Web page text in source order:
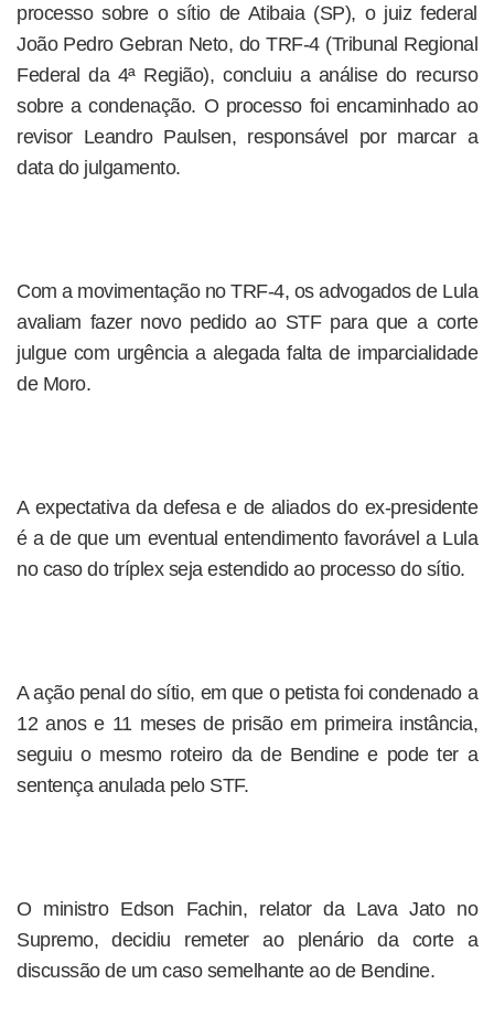
processo sobre o sítio de Atibaia (SP), o juiz federal
João Pedro Gebran Neto, do TRF-4 (Tribunal Regional
Federal da 4ª Região), concluiu a análise do recurso
sobre a condenação. O processo foi encaminhado ao
revisor Leandro Paulsen, responsável por marcar a
data do julgamento.
Com a movimentação no TRF-4, os advogados de Lula
avaliam fazer novo pedido ao STF para que a corte
julgue com urgência a alegada falta de imparcialidade
de Moro.
A expectativa da defesa e de aliados do ex-presidente
é a de que um eventual entendimento favorável a Lula
no caso do tríplex seja estendido ao processo do sítio.
A ação penal do sítio, em que o petista foi condenado a
12 anos e 11 meses de prisão em primeira instância,
seguiu o mesmo roteiro da de Bendine e pode ter a
sentença anulada pelo STF.
O ministro Edson Fachin, relator da Lava Jato no
Supremo, decidiu remeter ao plenário da corte a
discussão de um caso semelhante ao de Bendine.